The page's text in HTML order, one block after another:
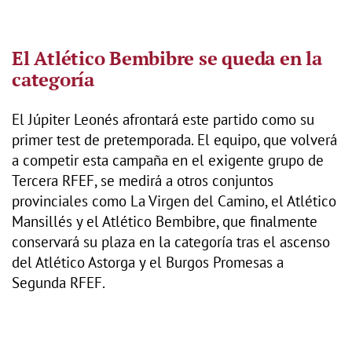
El Atlético Bembibre se queda en la
categoría
El Júpiter Leonés afrontará este partido como su
primer test de pretemporada. El equipo, que volverá
a competir esta campaña en el exigente grupo de
Tercera RFEF, se medirá a otros conjuntos
provinciales como La Virgen del Camino, el Atlético
Mansillés y el Atlético Bembibre, que finalmente
conservará su plaza en la categoría tras el ascenso
del Atlético Astorga y el Burgos Promesas a
Segunda RFEF.